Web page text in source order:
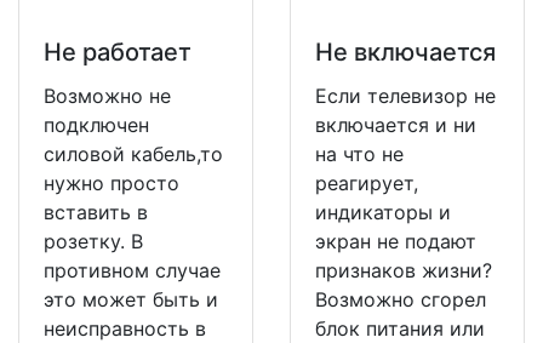
Не работает
Возможно не
подключен
силовой кабель,то
нужно просто
вставить в
розетку. В
противном случае
это может быть и
неисправность в
Не включается
Если телевизор не
включается и ни
на что не
реагирует,
индикаторы и
экран не подают
признаков жизни?
Возможно сгорел
блок питания или